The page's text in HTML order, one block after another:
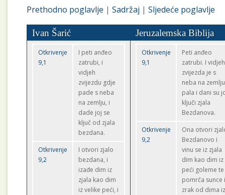
Prethodno poglavlje |Sadržaj |Sljedeće poglavlje
Ivan Šarić Jeruzalemska Biblija
Otkrivenje
9,1
I peti anđeo
zatrubi, i
vidjeh
zvijezdu gdje
pade s neba
na zemlju, i
dade joj se
ključ od zjala
bezdana.
Otkrivenje
9,2
I otvori zjalo
bezdana, i
izađe dim iz
zjala kao dim
iz velike peći, i
Otkrivenje
9,1
Peti anđeo
zatrubi. I
zvijezda je s
neba na zemlju
pala i dani su
ključi zjala
Bezdanova.
Otkrivenje
9,2
Ona otvori
Bezdanovo i
vinu se iz zjala
dim kao dim iz
peći goleme te
pomrča sunce
zrak od dima